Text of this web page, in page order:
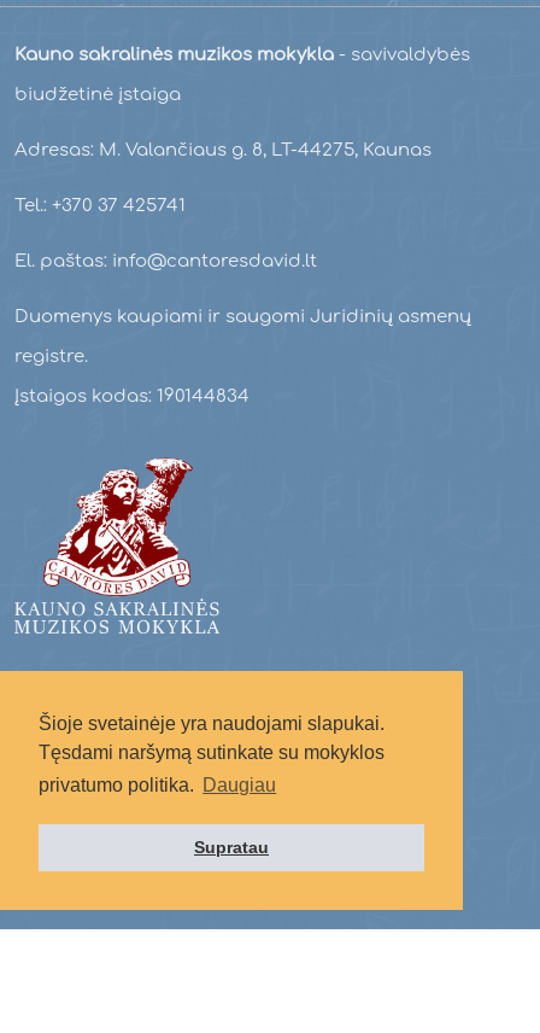
Šioje svetainėje yra naudojami slapukai.
Tęsdami naršymą sutinkate su mokyklos
privatumo politika. Daugiau
Supratau
Kauno sakralinės muzikos mokykla - savivaldybės
biudžetinė įstaiga
Adresas: M. Valančiaus g. 8, LT-44275, Kaunas
Tel.: +370 37 425741
El. paštas: info@cantoresdavid.lt
Duomenys kaupiami ir saugomi Juridinių asmenų
registre.
Įstaigos kodas: 190144834
Radote svetainėje netikslumų?
Rašykite į: svetaine.ksmm@gmail.com